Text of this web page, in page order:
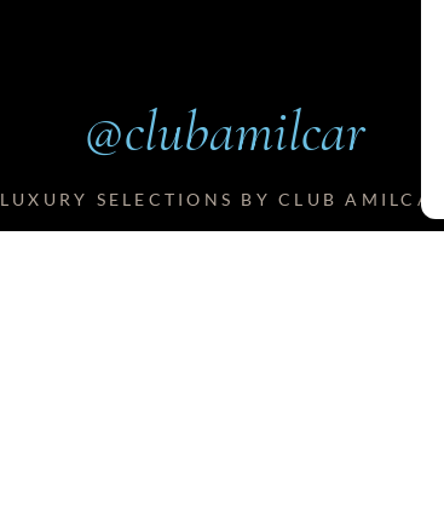
@clubamilcar
LUXURY SELECTIONS BY CLUB AMILCAR